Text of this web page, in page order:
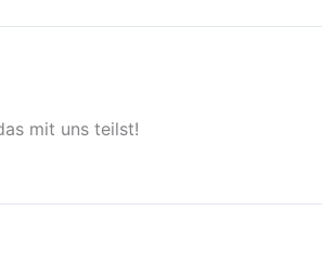
mit uns teilst!